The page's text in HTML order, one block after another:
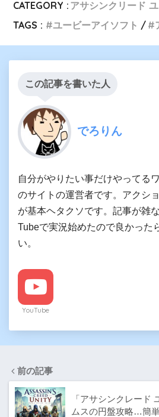
CATEGORY : アサシンクリード
TAGS :
ユービーアイソフト
この記事を書いた人
でろりん
自分がやりたい事だけやってる
のサイトの運営者です。アクシ
が基本ヘタクソです。記事が雑
Tubeで実況始めたので良かった
い。
YouTube
前の記事
「アサシンクレード
ムスの円盤攻略…簡